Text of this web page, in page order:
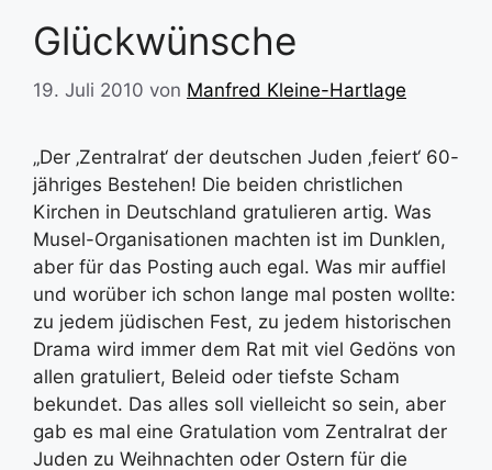
Glückwünsche
19. Juli 2010 von Manfred Kleine-Hartlage
„Der ‚Zentralrat‘ der deutschen Juden ‚feiert‘ 60-
jähriges Bestehen! Die beiden christlichen
Kirchen in Deutschland gratulieren artig. Was
Musel-Organisationen machten ist im Dunklen,
aber für das Posting auch egal. Was mir auffiel
und worüber ich schon lange mal posten wollte:
zu jedem jüdischen Fest, zu jedem historischen
Drama wird immer dem Rat mit viel Gedöns von
allen gratuliert, Beleid oder tiefste Scham
bekundet. Das alles soll vielleicht so sein, aber
gab es mal eine Gratulation vom Zentralrat der
Juden zu Weihnachten oder Ostern für die